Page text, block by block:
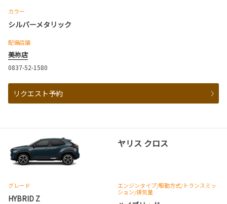
カラー
シルバーメタリック
配備店舗
美祢店
0837-52-1580
リクエスト予約
ヤリス クロス
グレード
HYBRID Z
エンジンタイプ/駆動方式/トランスミッ
ション/排気量